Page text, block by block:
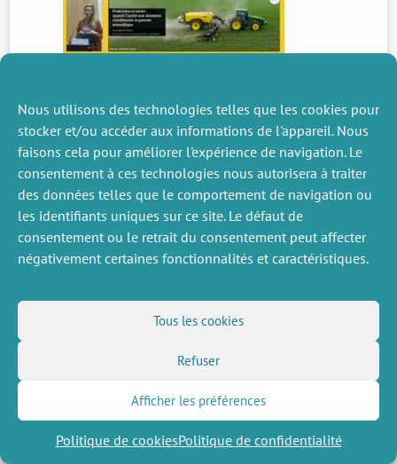
Nous utilisons des technologies telles que les cookies pour
stocker et/ou accéder aux informations de l'appareil. Nous
faisons cela pour améliorer l'expérience de navigation. Le
consentement à ces technologies nous autorisera à traiter
des données telles que le comportement de navigation ou
les identifiants uniques sur ce site. Le défaut de
consentement ou le retrait du consentement peut affecter
négativement certaines fonctionnalités et caractéristiques.
Tous les cookies
Refuser
Afficher les préférences
Politique de cookiesPolitique de confidentialité
ACTUALITÉS
PRÉCÉDENTE
DIVERS
Offres d’emploi
Job market
NOUS SUIVRE
Flux RSS